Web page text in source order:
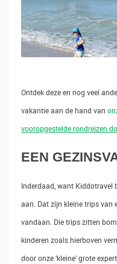
Ontdek deze en nog veel
vakantie aan de hand van
vooropgestelde rondreizen
EEN
Inderdaad, want Kiddotravel
aan. Dat zijn kleine trips van
vandaan. Die trips zitten
kinderen zoals hierboven
door onze ‘kleine’ grote